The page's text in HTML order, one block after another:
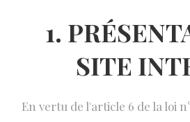
1.
SITE
En vertu de l'article 6 de la loi